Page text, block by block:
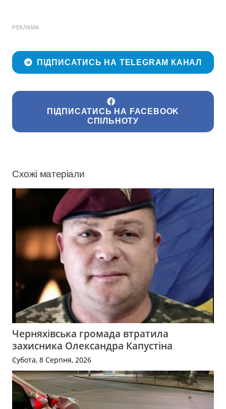
РЕКЛАМА
ПІДПИСАТИСЬ НА TELEGRAM КАНАЛ
ПІДПИСАТИСЬ НА FACEBOOK
СПІЛЬНОТУ
Схожі матеріали
Черняхівська громада втратила
захисника Олександра Капустіна
Субота, 8 Серпня, 2026